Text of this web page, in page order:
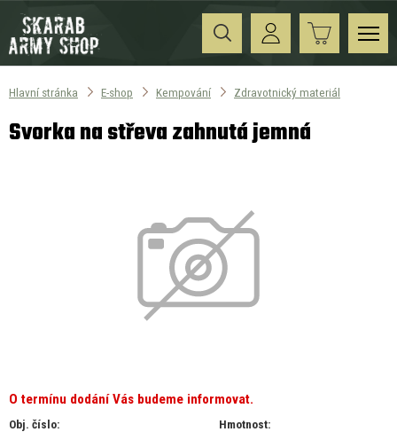
Hlavní stránka E-shop Kempování Zdravotnický materiál
Svorka na střeva zahnutá jemná
O termínu dodání Vás budeme informovat.
Obj. číslo: Hmotnost: